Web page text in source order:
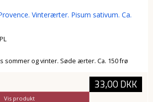
Vinterærter. Pisum sativum. Ca.
sommer og vinter. Søde ærter. Ca. 150 frø
33,00 DKK
Vis produkt